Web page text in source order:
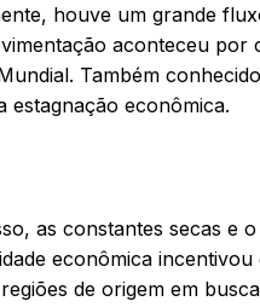
houve um grande
aconteceu por
Também
estagnação econômica.
as constantes secas e
econômica
de origem em